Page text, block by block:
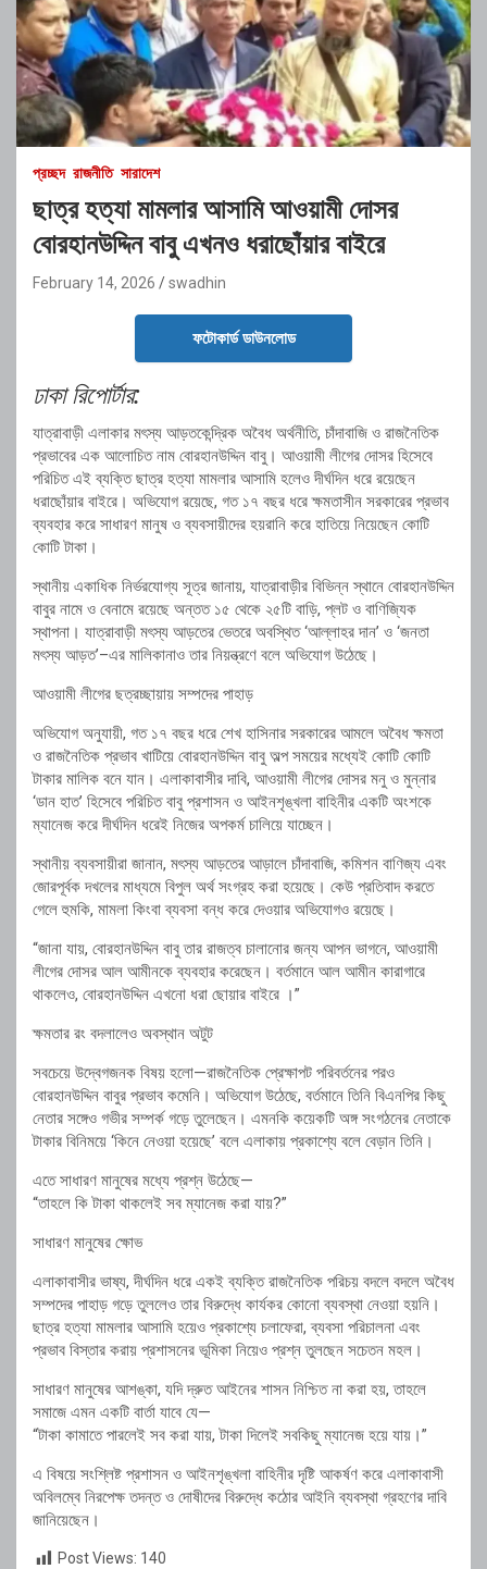
প্রচ্ছদ রাজনীতি সারাদেশ
ছাত্র হত্যা মামলার আসামি আওয়ামী দোসর
বোরহানউদ্দিন বাবু এখনও ধরাছোঁয়ার বাইরে
February 14, 2026 swadhin
ফটোকার্ড ডাউনলোড
ঢাকা রিপোর্টার:
যাত্রাবাড়ী এলাকার মৎস্য আড়তকেন্দ্রিক অবৈধ অর্থনীতি, চাঁদাবাজি ও রাজনৈতিক
প্রভাবের এক আলোচিত নাম বোরহানউদ্দিন বাবু। আওয়ামী লীগের দোসর হিসেবে
পরিচিত এই ব্যক্তি ছাত্র হত্যা মামলার আসামি হলেও দীর্ঘদিন ধরে রয়েছেন
ধরাছোঁয়ার বাইরে। অভিযোগ রয়েছে, গত ১৭ বছর ধরে ক্ষমতাসীন সরকারের প্রভাব
ব্যবহার করে সাধারণ মানুষ ও ব্যবসায়ীদের হয়রানি করে হাতিয়ে নিয়েছেন কোটি
কোটি টাকা।
স্থানীয় একাধিক নির্ভরযোগ্য সূত্র জানায়, যাত্রাবাড়ীর বিভিন্ন স্থানে বোরহানউদ্দিন
বাবুর নামে ও বেনামে রয়েছে অন্তত ১৫ থেকে ২৫টি বাড়ি, প্লট ও বাণিজ্যিক
স্থাপনা। যাত্রাবাড়ী মৎস্য আড়তের ভেতরে অবস্থিত ‘আল্লাহর দান’ ও ‘জনতা
মৎস্য আড়ত’–এর মালিকানাও তার নিয়ন্ত্রণে বলে অভিযোগ উঠেছে।
আওয়ামী লীগের ছত্রচ্ছায়ায় সম্পদের পাহাড়
অভিযোগ অনুযায়ী, গত ১৭ বছর ধরে শেখ হাসিনার সরকারের আমলে অবৈধ ক্ষমতা
ও রাজনৈতিক প্রভাব খাটিয়ে বোরহানউদ্দিন বাবু অল্প সময়ের মধ্যেই কোটি কোটি
টাকার মালিক বনে যান। এলাকাবাসীর দাবি, আওয়ামী লীগের দোসর মনু ও মুন্নার
‘ডান হাত’ হিসেবে পরিচিত বাবু প্রশাসন ও আইনশৃঙ্খলা বাহিনীর একটি অংশকে
ম্যানেজ করে দীর্ঘদিন ধরেই নিজের অপকর্ম চালিয়ে যাচ্ছেন।
স্থানীয় ব্যবসায়ীরা জানান, মৎস্য আড়তের আড়ালে চাঁদাবাজি, কমিশন বাণিজ্য এবং
জোরপূর্বক দখলের মাধ্যমে বিপুল অর্থ সংগ্রহ করা হয়েছে। কেউ প্রতিবাদ করতে
গেলে হুমকি, মামলা কিংবা ব্যবসা বন্ধ করে দেওয়ার অভিযোগও রয়েছে।
“জানা যায়, বোরহানউদ্দিন বাবু তার রাজত্ব চালানোর জন্য আপন ভাগনে, আওয়ামী
লীগের দোসর আল আমীনকে ব্যবহার করেছেন। বর্তমানে আল আমীন কারাগারে
থাকলেও, বোরহানউদ্দিন এখনো ধরা ছোয়ার বাইরে ।”
ক্ষমতার রং বদলালেও অবস্থান অটুট
সবচেয়ে উদ্বেগজনক বিষয় হলো—রাজনৈতিক প্রেক্ষাপট পরিবর্তনের পরও
বোরহানউদ্দিন বাবুর প্রভাব কমেনি। অভিযোগ উঠেছে, বর্তমানে তিনি বিএনপির কিছু
নেতার সঙ্গেও গভীর সম্পর্ক গড়ে তুলেছেন। এমনকি কয়েকটি অঙ্গ সংগঠনের নেতাকে
টাকার বিনিময়ে ‘কিনে নেওয়া হয়েছে’ বলে এলাকায় প্রকাশ্যে বলে বেড়ান তিনি।
এতে সাধারণ মানুষের মধ্যে প্রশ্ন উঠেছে—
“তাহলে কি টাকা থাকলেই সব ম্যানেজ করা যায়?”
সাধারণ মানুষের ক্ষোভ
এলাকাবাসীর ভাষ্য, দীর্ঘদিন ধরে একই ব্যক্তি রাজনৈতিক পরিচয় বদলে বদলে অবৈধ
সম্পদের পাহাড় গড়ে তুললেও তার বিরুদ্ধে কার্যকর কোনো ব্যবস্থা নেওয়া হয়নি।
ছাত্র হত্যা মামলার আসামি হয়েও প্রকাশ্যে চলাফেরা, ব্যবসা পরিচালনা এবং
প্রভাব বিস্তার করায় প্রশাসনের ভূমিকা নিয়েও প্রশ্ন তুলছেন সচেতন মহল।
সাধারণ মানুষের আশঙ্কা, যদি দ্রুত আইনের শাসন নিশ্চিত না করা হয়, তাহলে
সমাজে এমন একটি বার্তা যাবে যে—
“টাকা কামাতে পারলেই সব করা যায়, টাকা দিলেই সবকিছু ম্যানেজ হয়ে যায়।”
এ বিষয়ে সংশ্লিষ্ট প্রশাসন ও আইনশৃঙ্খলা বাহিনীর দৃষ্টি আকর্ষণ করে এলাকাবাসী
অবিলম্বে নিরপেক্ষ তদন্ত ও দোষীদের বিরুদ্ধে কঠোর আইনি ব্যবস্থা গ্রহণের দাবি
জানিয়েছেন।
Post Views: 140